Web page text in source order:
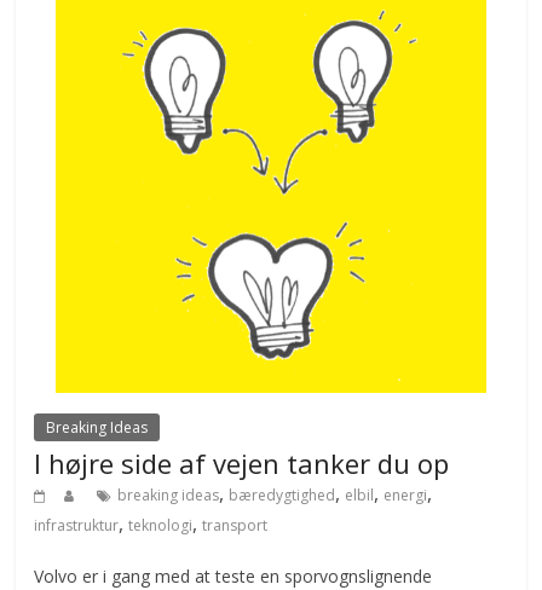
Breaking Ideas
I højre side af vejen tanker du op
breaking ideas, bæredygtighed, elbil, energi,
infrastruktur,teknologi,transport
Volvo er i gang med at teste en sporvognslignende